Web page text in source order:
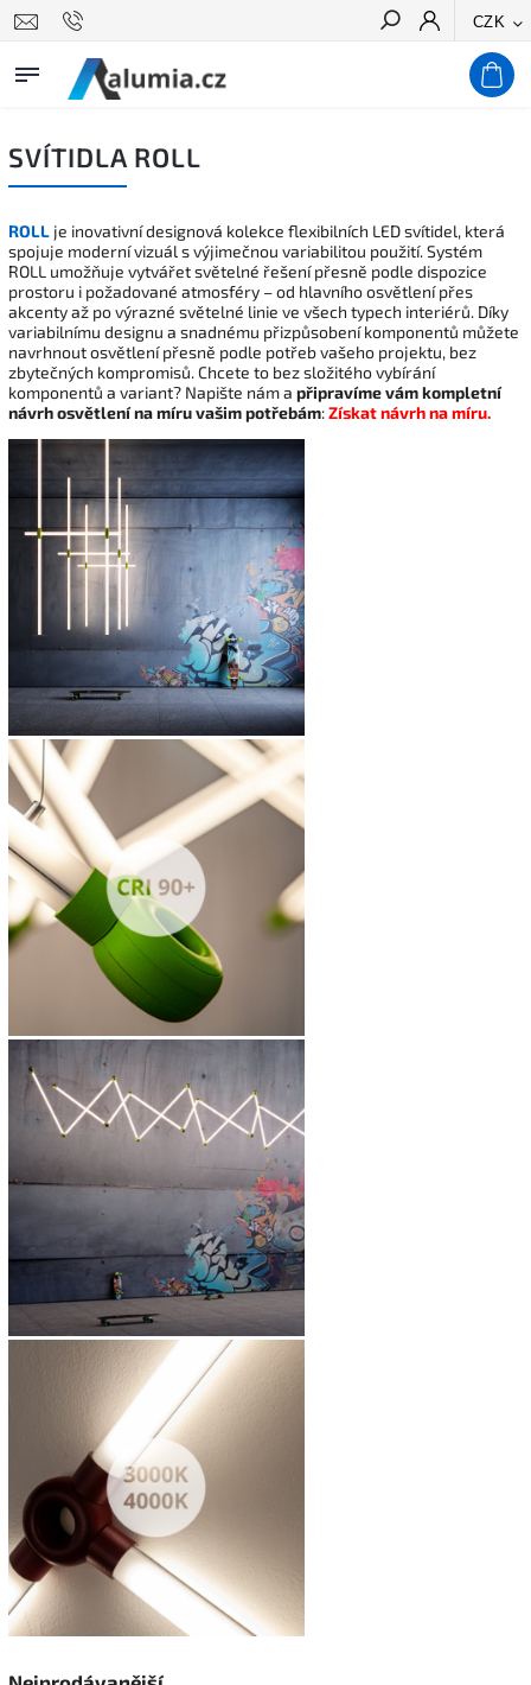
CZK
Hledat
SVÍTIDLA ROLL
ROLL je inovativní designová kolekce flexibilních LED svítidel, která
spojuje moderní vizuál s výjimečnou variabilitou použití. Systém
ROLL umožňuje vytvářet světelné řešení přesně podle dispozice
prostoru i požadované atmosféry – od hlavního osvětlení přes
akcenty až po výrazné světelné linie ve všech typech interiérů. Díky
variabilnímu designu a snadnému přizpůsobení komponentů můžete
navrhnout osvětlení přesně podle potřeb vašeho projektu, bez
zbytečných kompromisů. Chcete to bez složitého vybírání
komponentů a variant? Napište nám a připravíme vám kompletní
návrh osvětlení na míru vašim potřebám:Získat návrh na míru.